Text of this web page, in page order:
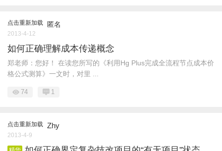
点击重新加载 匿名
2013-4-12
如何正确理解成本传递概念
郑老师：您好！ 在读您所写的《利用Hg Plus完成全流程节点成本价
格公式测算》一文时，对里 ...
74 1
点击重新加载 Zhy
2013-4-9